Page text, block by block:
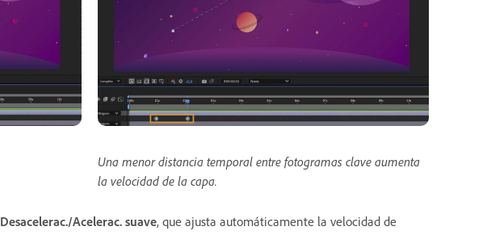
Una menor distancia temporal entre fotogramas clave aumenta
la velocidad de la capa.
Desacelerac./Acelerac. suave, que ajusta automáticamente la velocidad de